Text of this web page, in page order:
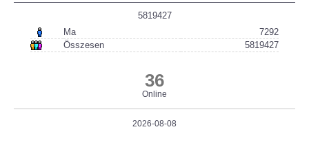
5819427
Ma
7292
Összesen
5819427
36
Online
2026-08-08